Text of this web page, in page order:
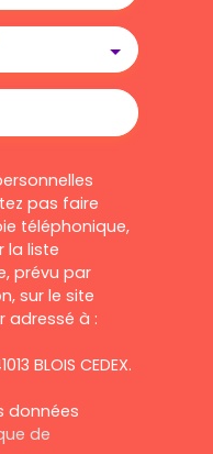
pas faire
téléphonique,
la liste
prévu par
sur le site
adressé à :
BLOIS CEDEX.
données
de